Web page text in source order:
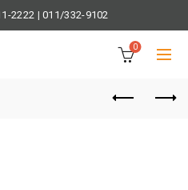
2222 |011/332-9102
0